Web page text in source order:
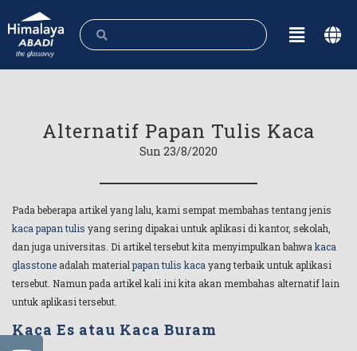
Alternatif Papan Tulis Kaca
Sun 23/8/2020
Pada beberapa artikel yang lalu, kami sempat membahas tentang jenis
kaca papan tulis yang sering dipakai untuk aplikasi di kantor, sekolah,
dan juga universitas. Di artikel tersebut kita menyimpulkan bahwa kaca
glasstone adalah material papan tulis kaca yang terbaik untuk aplikasi
tersebut. Namun pada artikel kali ini kita akan membahas alternatif lain
untuk aplikasi tersebut.
Kaca Es atau Kaca Buram